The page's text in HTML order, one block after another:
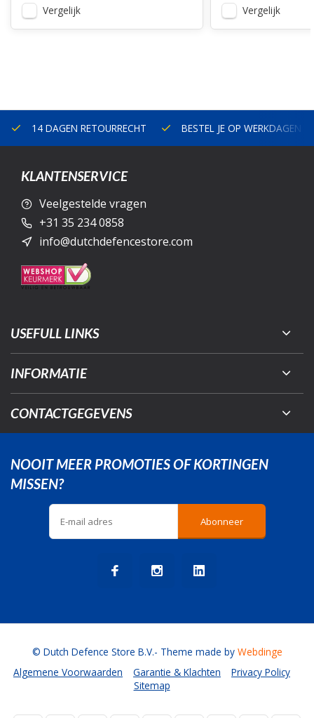
Vergelijk Vergelijk
14 DAGEN RETOURRECHT BESTEL JE OP WERKDAGEN
KLANTENSERVICE
Veelgestelde vragen
+31 35 234 0858
info@dutchdefencestore.com
USEFULL LINKS
INFORMATIE
CONTACTGEGEVENS
NOOIT MEER PROMOTIES OF KORTINGEN
MISSEN?
Abonneer
Algemene Voorwaarden Garantie & Klachten
Privacy Policy
Sitemap
© Dutch Defence Store B.V.- Theme made by Webdinge